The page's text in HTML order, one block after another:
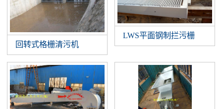
回转式格栅清污机
LWS平面钢制拦污栅